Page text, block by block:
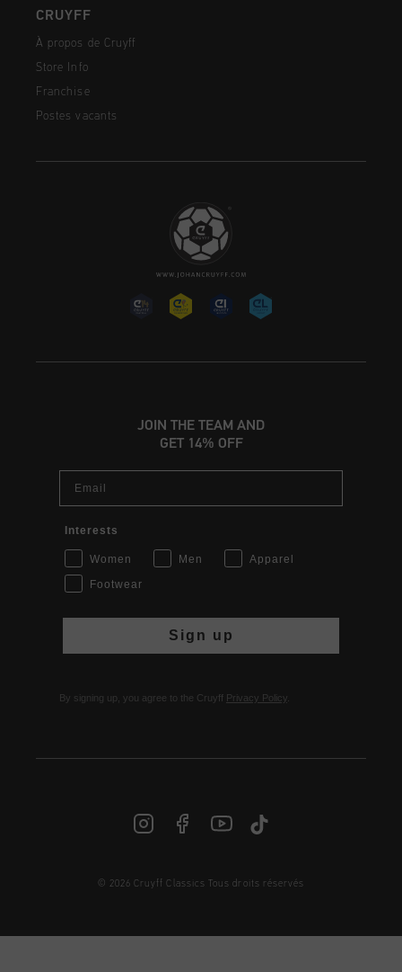
FR | € EUR
CRUYFF
À propos de Cruyff
Store Info
Franchise
Postes vacants
JOIN THE TEAM AND
GET 14% OFF
Interests
Women Men
Apparel
Footwear
Sign up
By signing up, you agree to the Cruyff Privacy Policy
© 2026 Cruyff Classics Tous droits réservés